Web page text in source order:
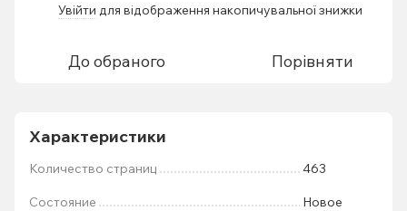
Увійти для відображення накопичувальної знижки
До обраного Порівняти
Характеристики
Количество страниц 463
Состояние Новое